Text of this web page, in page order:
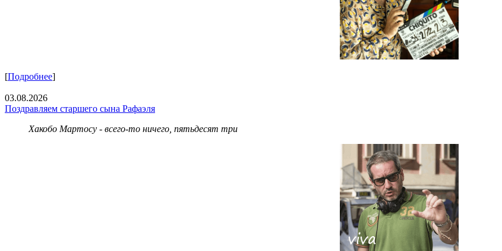
[Подробнее]
03.08.2026
Поздравляем старшего сына Рафаэля
Хакобо Мартосу - всего-то ничего, пятьдесят три